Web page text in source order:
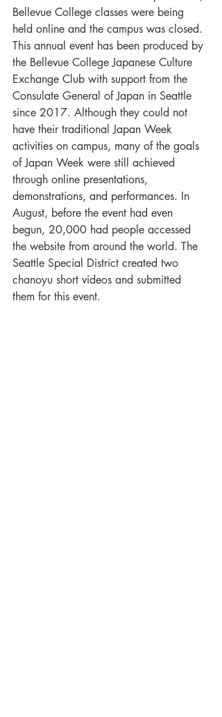
Bellevue College classes were being
held online and the campus was closed.
This annual event has been produced by
the Bellevue College Japanese Culture
Exchange Club with support from the
Consulate General of Japan in Seattle
since 2017. Although they could not
have their traditional Japan Week
activities on campus, many of the goals
of Japan Week were still achieved
through online presentations,
demonstrations, and performances. In
August, before the event had even
begun, 20,000 had people accessed
the website from around the world. The
Seattle Special District created two
chanoyu short videos and submitted
them for this event.